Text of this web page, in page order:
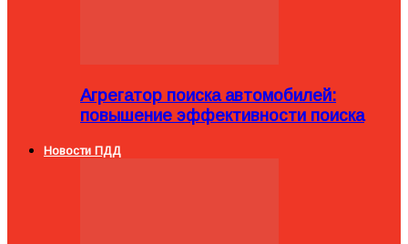
Агрегатор поиска автомобилей:
повышение эффективности поиска
Новости ПДД